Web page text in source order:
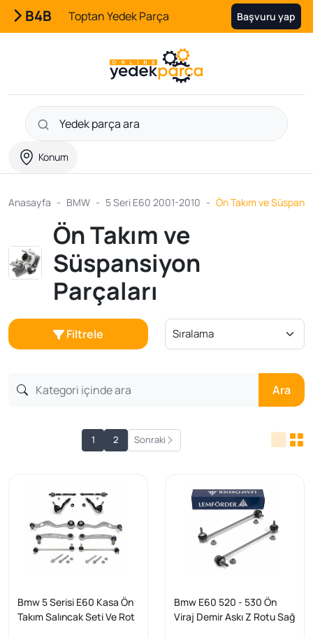
B4B Toptan Yedek Parça Başvuru yap
Konum
Anasayfa BMW 5 Seri E60 2001-2010 Ön Takım ve
Ön Takım ve
Süspansiyon
Parçaları
Filtrele
Ara
1 2 Sonraki
Bmw 5 Serisi E60 Kasa Ön
Takım Salıncak Seti Ve Rot
Bmw E60 520 - 530 Ön
Viraj Demir Askı Z Rotu Sağ